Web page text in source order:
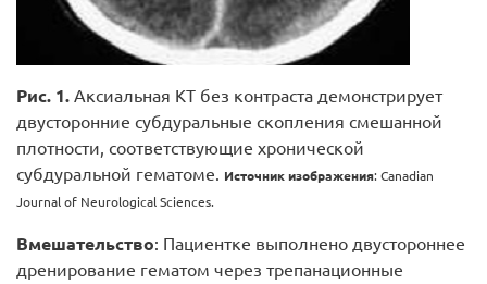
Рис. 1. Аксиальная КТ без контраста демонстрирует
двусторонние субдуральные скопления смешанной
плотности, соответствующие хронической
субдуральной гематоме. Источник изображения: Canadian
Journal of Neurological Sciences.
Вмешательство: Пациентке выполнено двустороннее
дренирование гематом через трепанационные